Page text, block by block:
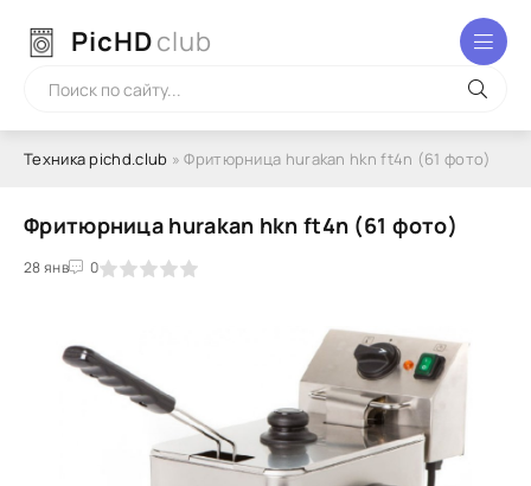
PicHDclub
Техника pichd.club » Фритюрница hurakan hkn ft4n (61 фото)
Фритюрница hurakan hkn ft4n (61 фото)
28 янв 0
3 4 5